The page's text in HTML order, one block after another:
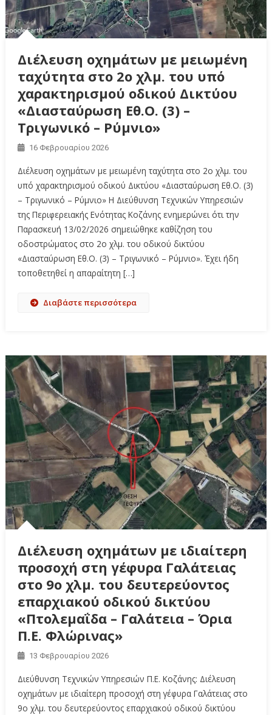
Διέλευση οχημάτων με μειωμένη
ταχύτητα στο 2ο χλμ. του υπό
χαρακτηρισμού οδικού Δικτύου
«Διασταύρωση Εθ.Ο. (3) –
Τριγωνικό – Ρύμνιο»
16 Φεβρουαρίου 2026
Διέλευση οχημάτων με μειωμένη ταχύτητα στο 2ο χλμ. του
υπό χαρακτηρισμού οδικού Δικτύου «Διασταύρωση Εθ.Ο. (3)
– Τριγωνικό – Ρύμνιο» Η Διεύθυνση Τεχνικών Υπηρεσιών
της Περιφερειακής Ενότητας Κοζάνης ενημερώνει ότι την
Παρασκευή 13/02/2026 σημειώθηκε καθίζηση του
οδοστρώματος στο 2ο χλμ. του οδικού δικτύου
«Διασταύρωση Εθ.Ο. (3) – Τριγωνικό – Ρύμνιο». Έχει ήδη
τοποθετηθεί η απαραίτητη […]
Διαβάστε περισσότερα
Διέλευση οχημάτων με ιδιαίτερη
προσοχή στη γέφυρα Γαλάτειας
στο 9ο χλμ. του δευτερεύοντος
επαρχιακού οδικού δικτύου
«Πτολεμαΐδα – Γαλάτεια – Όρια
Π.Ε. Φλώρινας»
13 Φεβρουαρίου 2026
Διεύθυνση Τεχνικών Υπηρεσιών Π.Ε. Κοζάνης: Διέλευση
οχημάτων με ιδιαίτερη προσοχή στη γέφυρα Γαλάτειας στο
9ο χλμ. του δευτερεύοντος επαρχιακού οδικού δικτύου